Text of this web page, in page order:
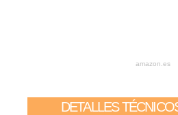
amazon.es
DETALLES